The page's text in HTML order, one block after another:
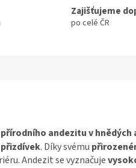
Zajišťujeme
po celé ČR
andezitu v hnědých
. Díky svému
Andezit se vyznačuje